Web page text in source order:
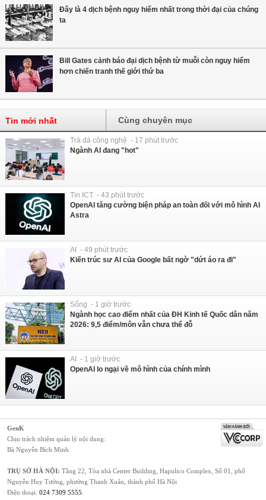
Đây là 4 dịch bệnh nguy hiểm nhất trong thời đại của chúng
ta
Bill Gates cảnh báo đại dịch bệnh từ muỗi còn nguy hiểm
hơn chiến tranh thế giới thứ ba
Tin mới nhất Cùng chuyên mục
Trà đá công nghệ - 17 phút trước
Ngành AI đang "hot"
Tin ICT - 43 phút trước
OpenAI tăng cường biện pháp an toàn đối với mô hình AI
Astra
AI - 49 phút trước
Kiến trúc sư AI của Google bất ngờ "dứt áo ra đi"
Sống - 1 giờ trước
Ngành học cao điểm nhất của ĐH Kinh tế Quốc dân năm
2026: 9,5 điểm/môn vẫn chưa thể đỗ
AI - 1 giờ trước
OpenAI lo ngại về mô hình của chính mình
GenK
Chịu trách nhiệm quản lý nội dung:
Bà Nguyễn Bích Minh
TRỤ SỞ HÀ NỘI: Tầng 22, Tòa nhà Center Building, Hapulico Complex, Số 01, phố
Nguyễn Huy Tưởng, phường Thanh Xuân, thành phố Hà Nội
Điện thoại: 024 7309 5555.